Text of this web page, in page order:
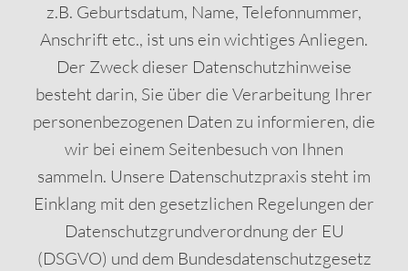
z.B. Geburtsdatum, Name, Telefonnummer,
Anschrift etc., ist uns ein wichtiges Anliegen.
Der Zweck dieser Datenschutzhinweise
besteht darin, Sie über die Verarbeitung Ihrer
personenbezogenen Daten zu informieren, die
wir bei einem Seitenbesuch von Ihnen
sammeln. Unsere Datenschutzpraxis steht im
Einklang mit den gesetzlichen Regelungen der
Datenschutzgrundverordnung der EU
(DSGVO) und dem Bundesdatenschutzgesetz